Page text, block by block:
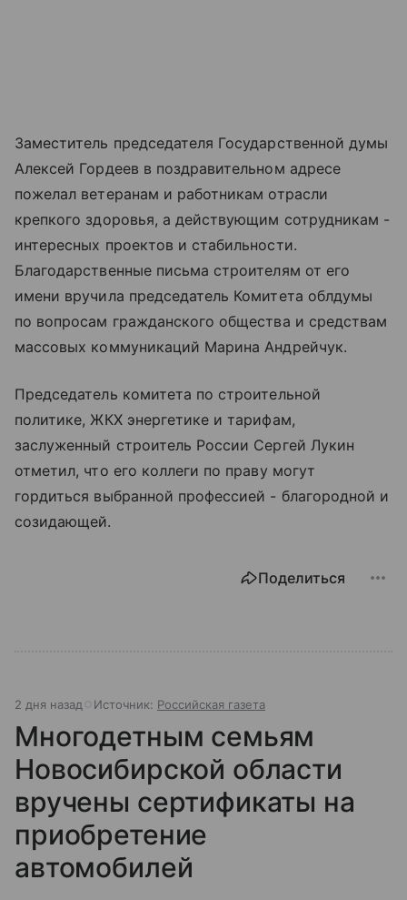
Заместитель председателя Государственной думы
Алексей Гордеев в поздравительном адресе
пожелал ветеранам и работникам отрасли
крепкого здоровья, а действующим сотрудникам -
интересных проектов и стабильности.
Благодарственные письма строителям от его
имени вручила председатель Комитета облдумы
по вопросам гражданского общества и средствам
массовых коммуникаций Марина Андрейчук.
Председатель комитета по строительной
политике, ЖКХ энергетике и тарифам,
заслуженный строитель России Сергей Лукин
отметил, что его коллеги по праву могут
гордиться выбранной профессией - благородной и
созидающей.
Поделиться
2 дня назад Источник: Российская газета
Многодетным семьям
Новосибирской области
вручены сертификаты на
приобретение
автомобилей